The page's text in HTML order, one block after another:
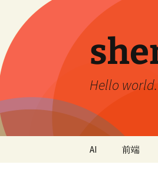
文
Hello world.
AI 前端